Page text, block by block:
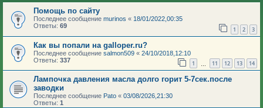
Помощь по сайту
Последнее сообщение murinos « 18/01/2022,00:35
Ответы: 69 1 2 3
Как вы попали на galloper.ru?
Последнее сообщение salmon509 « 24/10/2018,12:10
Ответы: 337 1 11 12 13 14
Лампочка давления масла долго горит 5-7сек.после
заводки
Последнее сообщение Pato « 03/08/2026,21:30
Ответы: 1